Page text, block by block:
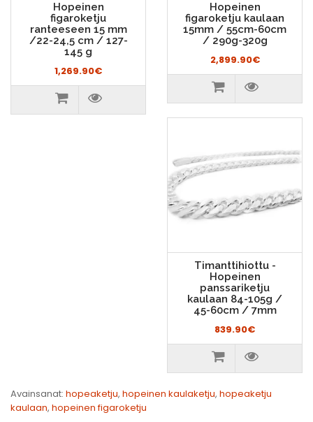
Hopeinen
figaroketju
ranteeseen 15 mm
/22-24,5 cm / 127-
145 g
1,269.90€
Hopeinen
figaroketju kaulaan
15mm / 55cm-60cm
/ 290g-320g
2,899.90€
Timanttihiottu -
Hopeinen
panssariketju
kaulaan 84-105g /
45-60cm / 7mm
839.90€
Avainsanat: hopeaketju, hopeinen kaulaketju, hopeaketju
kaulaan, hopeinen figaroketju